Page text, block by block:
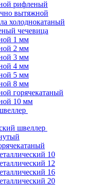
рифленый
вытяжной
холоднокатаный
чечевица
1 мм
2 мм
3 мм
4 мм
5 мм
8 мм
горячекатаный
10 мм
швеллер
10
12
16
20